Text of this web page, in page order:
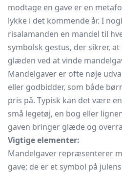
modtage en gave er en
lykke i det kommende år. I
risalamanden en mandel til
symbolsk gestus, der sikrer,
glæden ved at vinde
Mandelgaver er ofte nøje
eller godbidder, som både
pris på. Typisk kan det være
små legetøj, en bog eller
gaven bringer glæde og
Vigtige elementer:
Mandelgaver repræsenterer
gave; de er et symbol på